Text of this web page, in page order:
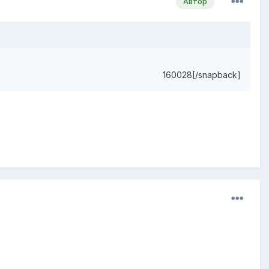
160028[/snapback]